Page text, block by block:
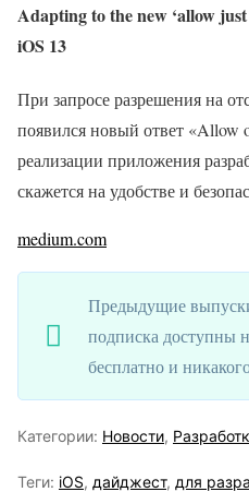
Adapting to the new ‘allow
iOS 13
При запросе разрешения на
появился новый ответ «Allow
реализации приложения
скажется на удобстве и
medium.com
Предыдущие
подписка доступны
бесплатно и
Категории: Новости,
Теги: iOS, дайджест, для